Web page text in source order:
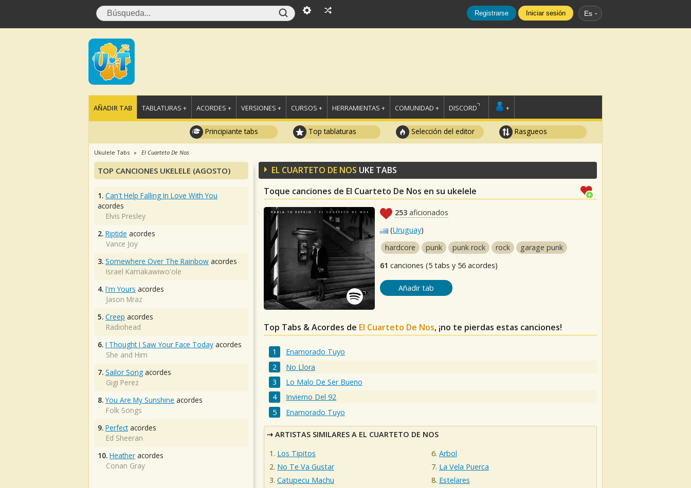
Registrarse Iniciar sesión Es
AÑADIR TAB TABLATURAS + ACORDES + VERSIONES + CURSOS + HERRAMIENTAS + COMUNIDAD + DISCORD +
Principiante tabs Top tablaturas Selección del editor Rasgueos
Ukulele Tabs El Cuarteto De Nos
EL CUARTETO DE NOS UKE TABS
Toque canciones de El Cuarteto De Nos en su ukelele
253 aficionados
(Uruguay)
hardcore
punk punk rock rock
garage punk
61 canciones (5 tabs y 56 acordes)
Añadir tab
Top Tabs & Acordes de El Cuarteto De Nos, ¡no te pierdas estas canciones!
Enamorado Tuyo
No Llora
Lo Malo De Ser Bueno
Invierno Del 92
Enamorado Tuyo
ARTISTAS SIMILARES A EL CUARTETO DE NOS
Los Tipitos
No Te Va Gustar
Catupecu Machu
Arbol
La Vela Puerca
Estelares
TOP CANCIONES UKELELE (AGOSTO)
1. Can't Help Falling In Love With You
acordes
Elvis Presley
2. Riptide acordes
Vance Joy
3. Somewhere Over The Rainbow acordes
Israel Kamakawiwo'ole
4. I'm Yours acordes
Jason Mraz
5. Creep acordes
Radiohead
6. I Thought I Saw Your Face Today acordes
She and Him
7. Sailor Song acordes
Gigi Perez
8. You Are My Sunshine acordes
Folk Songs
9. Perfectacordes
Ed Sheeran
10. Heather acordes
Conan Gray